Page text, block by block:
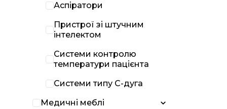
Аспіратори
Пристрої зі штучним
інтелектом
Системи контролю
температури пацієнта
Системи типу С-дуга
Медичні меблі